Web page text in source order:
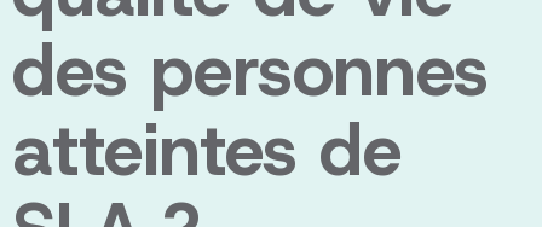
des personnes
atteintes de